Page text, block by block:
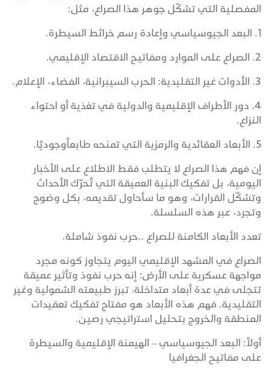
المفصلية التي تشكّل جوهر هذا الصراع، مثل:
1. البعد الجيوسياسي وإعادة رسم خرائط السيطرة.
2. الصراع على الموارد ومفاتيح الاقتصاد الإقليمي.
3. الأدوات غير التقليدية: الحرب السيبرانية، الفضاء، الإعلام.
4. دور الأطراف الإقليمية والدولية في تغذية أو احتواء
النزاع.
5. الأبعاد العقائدية والرمزية التي تمنحه طابعاًوجوديًا.
إن فهم هذا الصراع لا يتطلب فقط الاطلاع على الأخبار
اليومية، بل تفكيك البنية العميقة التي تُحرّك الأحداث
وتشكّل القرارات، وهو ما سأحاول تقديمه، بكل وضوح
وتجرد، عبر هذه السلسلة.
تعدد الأبعاد الكامنة للصراع ..حرب نفوذ شاملة.
الصراع في المشهد الإقليمي اليوم يتجاوز كونه مجرد
مواجهة عسكرية على الأرض؛ إنه حرب نفوذ وتأثير عميقة
تتجلى في عدة أبعاد متداخلة، تبرز طبيعته الشمولية وغير
التقليدية. فهم هذه الأبعاد هو مفتاح تفكيك تعقيدات
المنطقة والخروج بتحليل استراتيجي رصين.
أولاً: البعد الجيوسياسي – الهيمنة الإقليمية والسيطرة
على مفاتيح الجغرافيا